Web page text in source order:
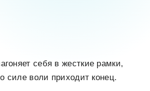
себя в жесткие рамки,
силе воли приходит конец.